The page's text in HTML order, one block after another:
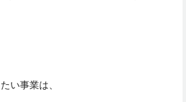
い事業は、